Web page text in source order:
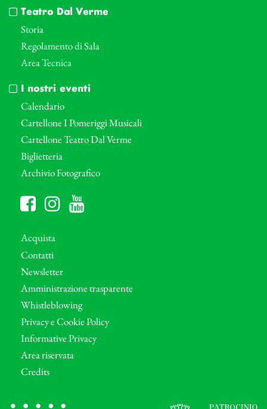
Teatro Dal Verme
Storia
Regolamento di Sala
Area Tecnica
I nostri eventi
Calendario
Cartellone I Pomeriggi Musicali
Cartellone Teatro Dal Verme
Biglietteria
Archivio Fotografico
Acquista
Contatti
Newsletter
Amministrazione trasparente
Whistleblowing
Privacy e Cookie Policy
Informative Privacy
Area riservata
Credits